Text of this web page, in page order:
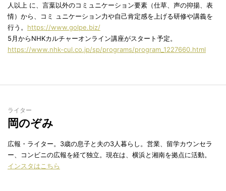
人以上 に、言葉以外のコミュニケーション要素（仕草、声の抑揚、表
情）から、コミ ュニケーション力や自己肯定感を上げる研修や講義を
行う。 https://www.golpe.biz/
5月からNHKカルチャーオンライン講座がスタート予定。
https://www.nhk-cul.co.jp/sp/programs/program_1227660.html
ライター
岡のぞみ
広報・ライター。3歳の息子と夫の3人暮らし。営業、留学カウンセラ
ー、コンビニの広報を経て独立。現在は、横浜と湘南を拠点に活動。
インスタはこちら